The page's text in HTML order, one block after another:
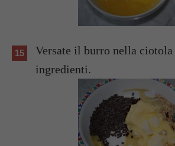
Versate il burro nella
ingredienti.